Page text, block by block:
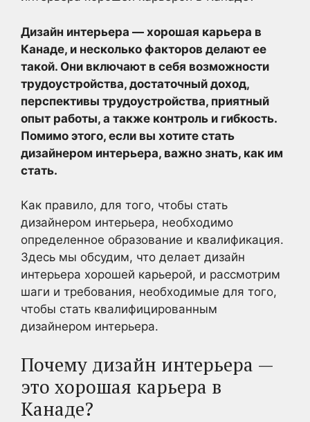
Дизайн интерьера — хорошая карьера в
Канаде, и несколько факторов делают ее
такой. Они включают в себя возможности
трудоустройства, достаточный доход,
перспективы трудоустройства, приятный
опыт работы, а также контроль и гибкость.
Помимо этого, если вы хотите стать
дизайнером интерьера, важно знать, как им
стать.
Как правило, для того, чтобы стать
дизайнером интерьера, необходимо
определенное образование и квалификация.
Здесь мы обсудим, что делает дизайн
интерьера хорошей карьерой, и рассмотрим
шаги и требования, необходимые для того,
чтобы стать квалифицированным
дизайнером интерьера.
Почему дизайн интерьера —
это хорошая карьера в
Канаде?